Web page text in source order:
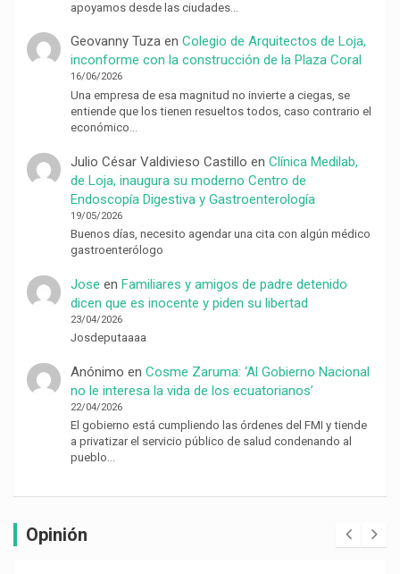
apoyamos desde las ciudades…
Geovanny Tuzaen Colegio de Arquitectos de Loja,
inconforme con la construcción de la Plaza Coral
16/06/2026
Una empresa de esa magnitud no invierte a ciegas, se
entiende que los tienen resueltos todos, caso contrario el
económico…
Julio César Valdivieso Castillo en Clínica Medilab,
de Loja, inaugura su moderno Centro de
Endoscopía Digestiva y Gastroenterología
19/05/2026
Buenos días, necesito agendar una cita con algún médico
gastroenterólogo
Jose en Familiares y amigos de padre detenido
dicen que es inocente y piden su libertad
23/04/2026
Josdeputaaaa
Anónimo en Cosme Zaruma: ‘Al Gobierno Nacional
no le interesa la vida de los ecuatorianos’
22/04/2026
El gobierno está cumpliendo las órdenes del FMI y tiende
a privatizar el servicio público de salud condenando al
pueblo…
Opinión